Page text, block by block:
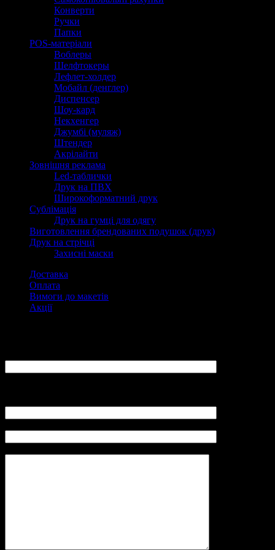
Конверти
Ручки
Папки
POS-матеріали
Воблеры
Шелфтокеры
Лефлет-холдер
Мобайл (денглер)
Диспенсер
Шоу-кард
Некхенгер
Джумбі (муляж)
Штендер
Акрілайти
Зовнішня реклама
Led-таблички
Друк на ПВХ
Широкоформатний друк
Сублімація
Друк на гумці для одягу
Виготовлення брендованих подушок (друк)
Друк на стрічці
Захисні маски
Доставка
Оплата
Вимоги до макетів
Акції